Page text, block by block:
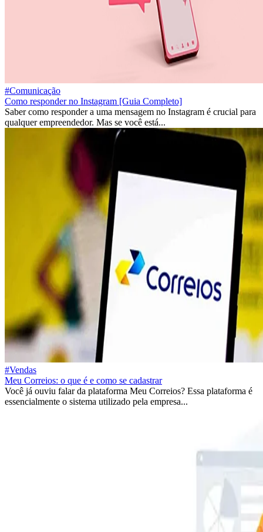
#Comunicação
Como responder no Instagram [Guia Completo]
Saber como responder a uma mensagem no Instagram é crucial para
qualquer empreendedor. Mas se você está...
#Vendas
Meu Correios: o que é e como se cadastrar
Você já ouviu falar da plataforma Meu Correios? Essa plataforma é
essencialmente o sistema utilizado pela empresa...